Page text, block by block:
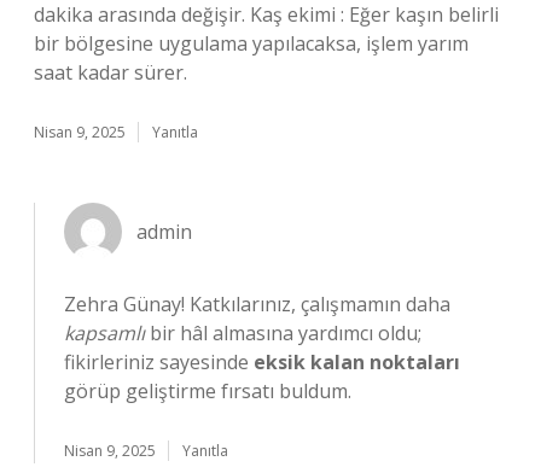
dakika arasında değişir. Kaş ekimi : Eğer kaşın belirli
bir bölgesine uygulama yapılacaksa, işlem yarım
saat kadar sürer.
Nisan 9, 2025 Yanıtla
admin
Zehra Günay! Katkılarınız, çalışmamın daha
kapsamlıbir hâl almasına yardımcı oldu;
fikirleriniz sayesinde eksik kalan noktaları
görüp geliştirme fırsatı buldum.
Nisan 9, 2025 Yanıtla